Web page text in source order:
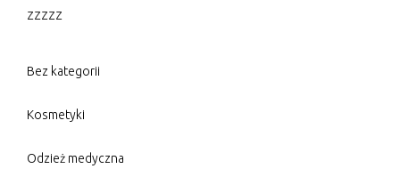
zzzzz
Bez kategorii
Kosmetyki
Odzież medyczna